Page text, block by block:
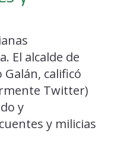
El alcalde de
calificó
Twitter)
y
y milicias